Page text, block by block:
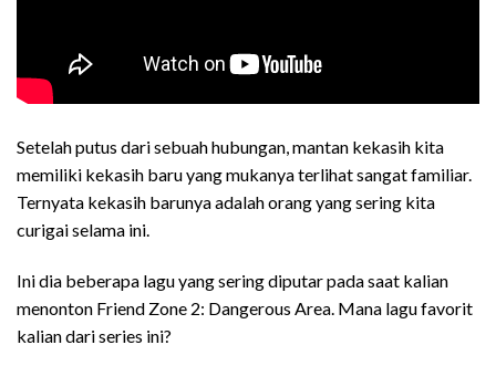
Setelah putus dari sebuah hubungan, mantan kekasih kita
memiliki kekasih baru yang mukanya terlihat sangat familiar.
Ternyata kekasih barunya adalah orang yang sering kita
curigai selama ini.
Ini dia beberapa lagu yang sering diputar pada saat kalian
menonton Friend Zone 2: Dangerous Area. Mana lagu favorit
kalian dari series ini?